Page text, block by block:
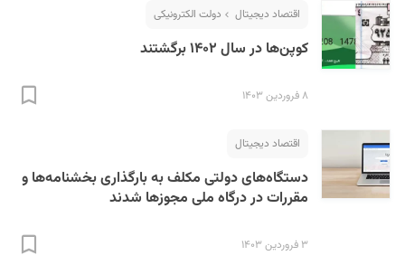
اقتصاد دیجیتال دولت الکترونیکی
کوپن‌ها در سال ۱۴۰۲ برگشتند
۸ فروردین ۱۴۰۳
اقتصاد دیجیتال
دستگاه‌های دولتی مکلف به بارگذاری بخشنامه‌ها و
مقررات در درگاه ملی مجوزها شدند
۳ فروردین ۱۴۰۳